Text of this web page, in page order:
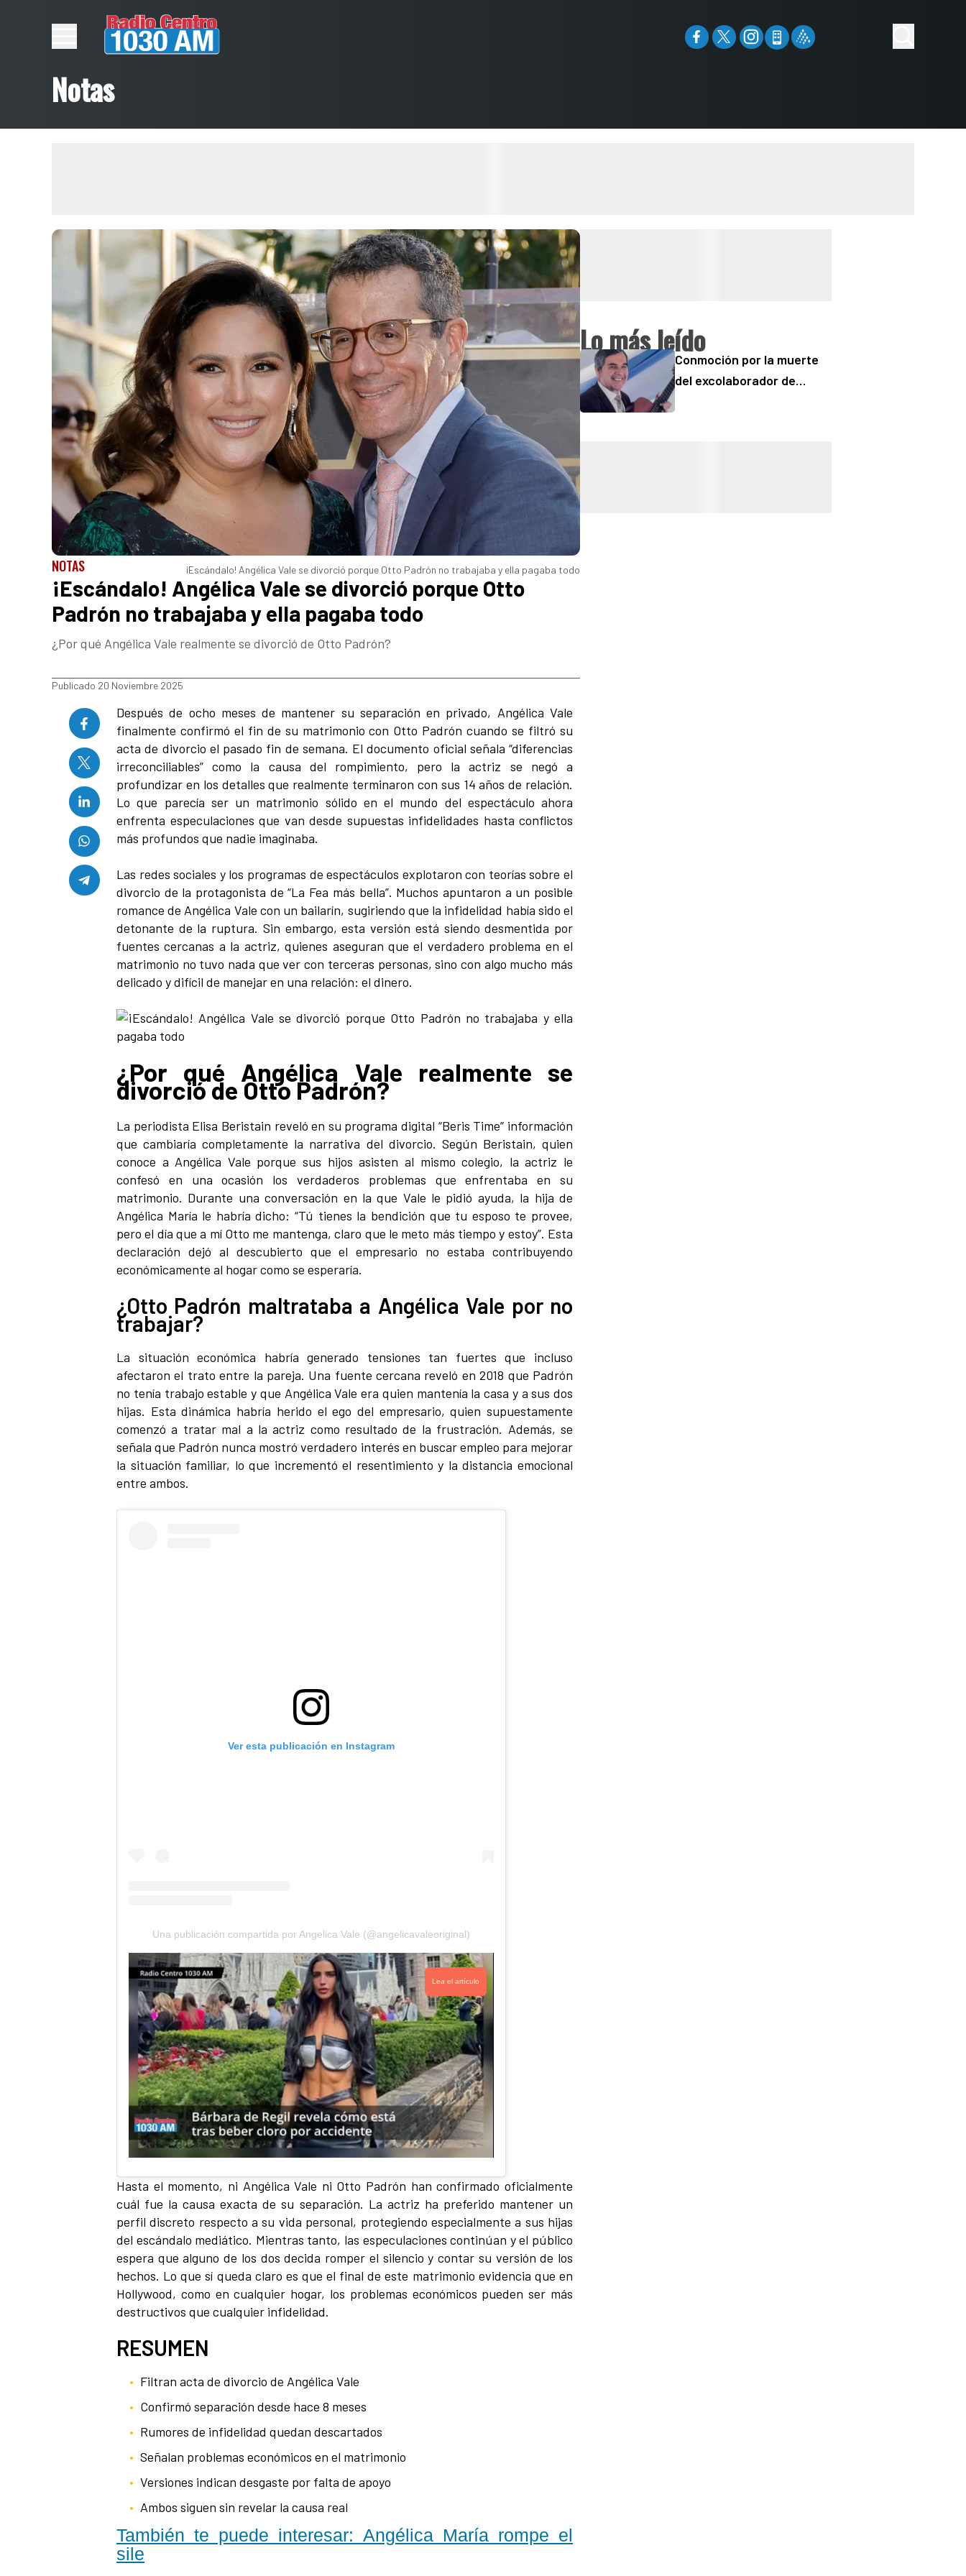
Notas
¡Escándalo! Angélica Vale se divorció porque Otto Padrón no trabajaba y ella pagaba todo
NOTAS
¡Escándalo! Angélica Vale se divorció porque Otto
Padrón no trabajaba y ella pagaba todo
¿Por qué Angélica Vale realmente se divorció de Otto Padrón?
Publicado 20 Noviembre 2025
Después de ocho meses de mantener su separación en privado, Angélica Vale
finalmente confirmó el fin de su matrimonio con Otto Padrón cuando se filtró su
acta de divorcio el pasado fin de semana. El documento oficial señala “diferencias
irreconciliables” como la causa del rompimiento, pero la actriz se negó a
profundizar en los detalles que realmente terminaron con sus 14 años de relación.
Lo que parecía ser un matrimonio sólido en el mundo del espectáculo ahora
enfrenta especulaciones que van desde supuestas infidelidades hasta conflictos
más profundos que nadie imaginaba.
Las redes sociales y los programas de espectáculos explotaron con teorías sobre el
divorcio de la protagonista de “La Fea más bella”. Muchos apuntaron a un posible
romance de Angélica Vale con un bailarín, sugiriendo que la infidelidad había sido el
detonante de la ruptura. Sin embargo, esta versión está siendo desmentida por
fuentes cercanas a la actriz, quienes aseguran que el verdadero problema en el
matrimonio no tuvo nada que ver con terceras personas, sino con algo mucho más
delicado y difícil de manejar en una relación: el dinero.
¿Por qué Angélica Vale realmente se
divorció de Otto Padrón?
La periodista Elisa Beristain reveló en su programa digital “Beris Time” información
que cambiaría completamente la narrativa del divorcio. Según Beristain, quien
conoce a Angélica Vale porque sus hijos asisten al mismo colegio, la actriz le
confesó en una ocasión los verdaderos problemas que enfrentaba en su
matrimonio. Durante una conversación en la que Vale le pidió ayuda, la hija de
Angélica María le habría dicho: “Tú tienes la bendición que tu esposo te provee,
pero el día que a mí Otto me mantenga, claro que le meto más tiempo y estoy”. Esta
declaración dejó al descubierto que el empresario no estaba contribuyendo
económicamente al hogar como se esperaría.
¿Otto Padrón maltrataba a Angélica Vale por no
trabajar?
La situación económica habría generado tensiones tan fuertes que incluso
afectaron el trato entre la pareja. Una fuente cercana reveló en 2018 que Padrón
no tenía trabajo estable y que Angélica Vale era quien mantenía la casa y a sus dos
hijas. Esta dinámica habría herido el ego del empresario, quien supuestamente
comenzó a tratar mal a la actriz como resultado de la frustración. Además, se
señala que Padrón nunca mostró verdadero interés en buscar empleo para mejorar
la situación familiar, lo que incrementó el resentimiento y la distancia emocional
entre ambos.
Ver esta publicación en Instagram
Una publicación compartida por Angelica Vale (@angelicavaleoriginal)
Lea el artículo
Hasta el momento, ni Angélica Vale ni Otto Padrón han confirmado oficialmente
cuál fue la causa exacta de su separación. La actriz ha preferido mantener un
perfil discreto respecto a su vida personal, protegiendo especialmente a sus hijas
del escándalo mediático. Mientras tanto, las especulaciones continúan y el público
espera que alguno de los dos decida romper el silencio y contar su versión de los
hechos. Lo que sí queda claro es que el final de este matrimonio evidencia que en
Hollywood, como en cualquier hogar, los problemas económicos pueden ser más
destructivos que cualquier infidelidad.
RESUMEN
Filtran acta de divorcio de Angélica Vale
Confirmó separación desde hace 8 meses
Rumores de infidelidad quedan descartados
Señalan problemas económicos en el matrimonio
Versiones indican desgaste por falta de apoyo
Ambos siguen sin revelar la causa real
También te puede interesar: Angélica María rompe el
sile
Lo más leído
Conmoción por la muerte
del excolaborador de